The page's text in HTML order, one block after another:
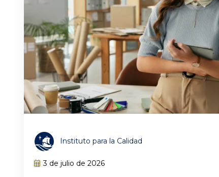
Instituto para la Calidad
3 de julio de 2026